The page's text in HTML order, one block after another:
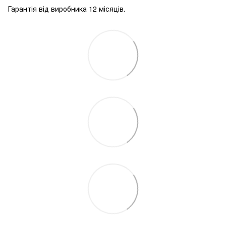
Гарантія від виробника 12 місяців.